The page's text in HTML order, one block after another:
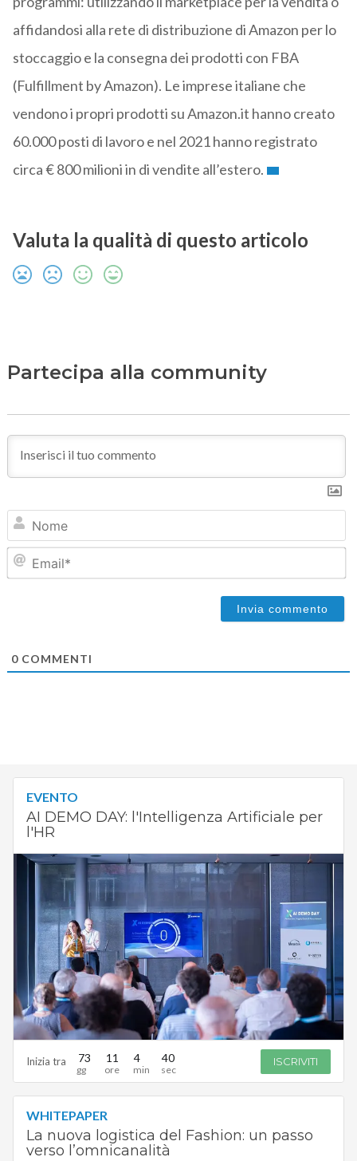
affidandosi alla rete di distribuzione di Amazon per lo
stoccaggio e la consegna dei prodotti con FBA
(Fulfillment by Amazon). Le imprese italiane che
vendono i propri prodotti su Amazon.it hanno creato
60.000 posti di lavoro e nel 2021 hanno registrato
circa € 800 milioni in di vendite all’estero.
Valuta la qualità di questo articolo
Partecipa alla community
0COMMENTI
EVENTO
AI DEMO DAY: l'Intelligenza Artificiale per
l'HR
Inizia tra 73 11 4 39 ISCRIVITI
WHITEPAPER
La nuova logistica del Fashion: un passo
verso l’omnicanalità